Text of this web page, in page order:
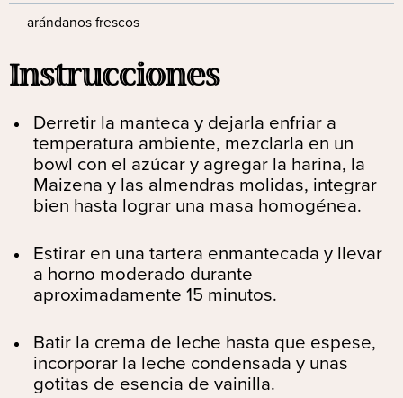
arándanos frescos
Instrucciones
Derretir la manteca y dejarla enfriar a
temperatura ambiente, mezclarla en un
bowl con el azúcar y agregar la harina, la
Maizena y las almendras molidas, integrar
bien hasta lograr una masa homogénea.
Estirar en una tartera enmantecada y llevar
a horno moderado durante
aproximadamente 15 minutos.
Batir la crema de leche hasta que espese,
incorporar la leche condensada y unas
gotitas de esencia de vainilla.